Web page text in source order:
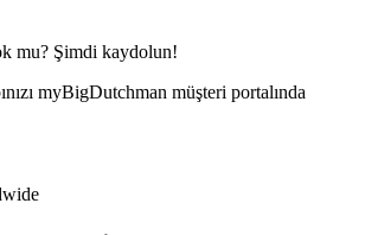
mu? Şimdi kaydolun!
myBigDutchman müşteri portalında